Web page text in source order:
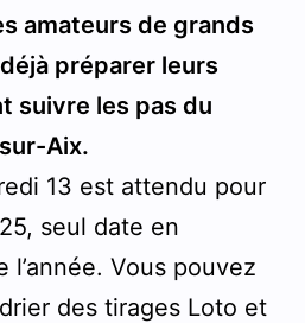
amateurs de grands
préparer leurs
suivre les pas du
Aix.
13 est attendu pour
seul date en
l’année. Vous pouvez
des tirages Loto et